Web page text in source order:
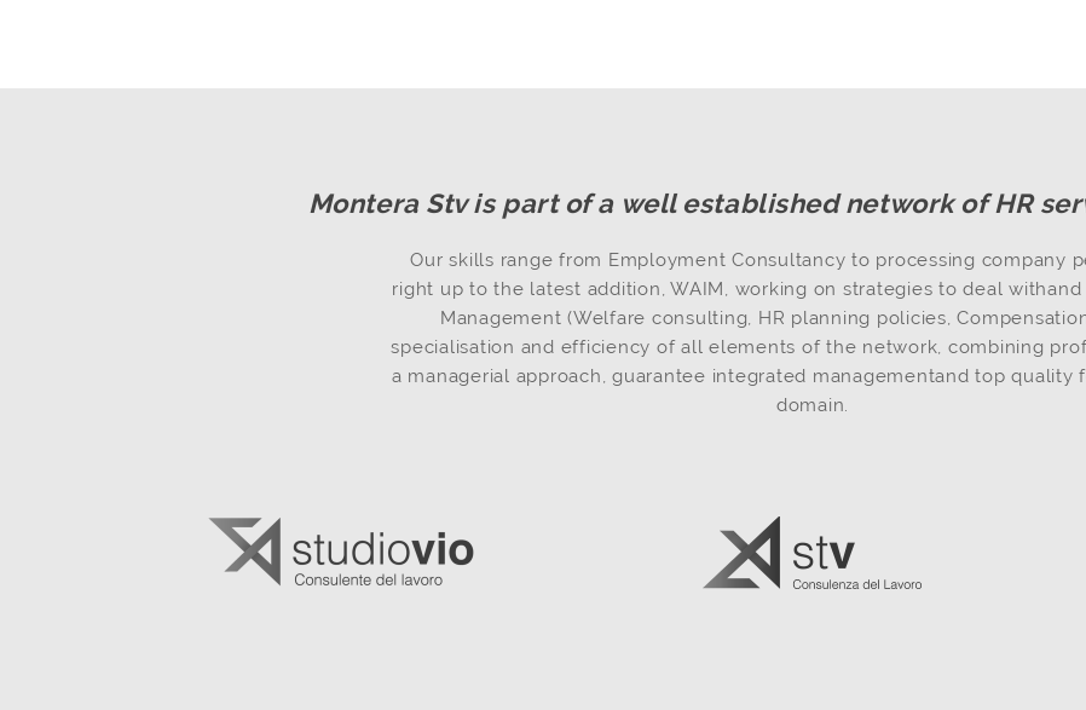
Montera Stv is part of a well established network of HR
Our skills range from Employment Consultancy to processing company
right up to the latest addition, WAIM, working on strategies to deal
Management (Welfare consulting, HR planning policies,
specialisation and efficiency of all elements of the network, combining
a managerial approach, guarantee integrated managementand top quality
domain.